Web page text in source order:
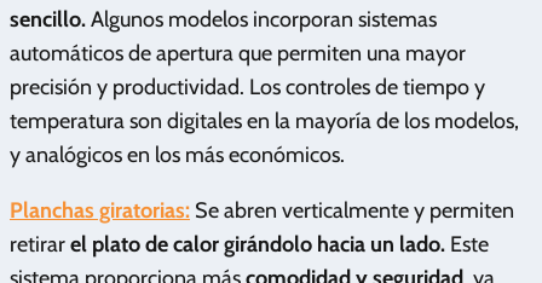
sencillo.Algunos modelos incorporan sistemas
automáticos de apertura que permiten una mayor
precisión y productividad. Los controles de tiempo y
temperatura son digitales en la mayoría de los modelos,
y analógicos en los más económicos.
Planchas giratorias: Se abren verticalmente y permiten
retirarel plato de calor girándolo hacia un lado. Este